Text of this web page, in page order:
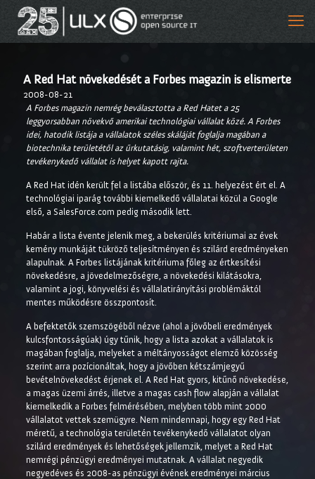
A Red Hat növekedését a Forbes magazin is elismerte
2008-08-21
A Forbes magazin nemrég beválasztotta a Red Hatet a 25
leggyorsabban növekvő amerikai technológiai vállalat közé. A Forbes
idei, hatodik listája a vállalatok széles skáláját foglalja magában a
biotechnika területétől az űrkutatásig, valamint hét, szoftverterületen
tevékenykedő vállalat is helyet kapott rajta.
A Red Hat idén került fel a listába először, és 11. helyezést ért el. A
technológiai iparág további kiemelkedő vállalatai közül a Google
első, a SalesForce.com pedig második lett.
Habár a lista évente jelenik meg, a bekerülés kritériumai az évek
kemény munkáját tükröző teljesítményen és szilárd eredményeken
alapulnak. A Forbes listájának kritériuma főleg az értkesítési
növekedésre, a jövedelmezőségre, a növekedési kilátásokra,
valamint a jogi, könyvelési és vállalatirányítási problémáktól
mentes működésre összpontosít.
A befektetők szemszögéből nézve (ahol a jövőbeli eredmények
kulcsfontosságúak) úgy tűnik, hogy a lista azokat a vállalatok is
magában foglalja, melyeket a méltányosságot elemző közösség
szerint arra pozícionáltak, hogy a jövőben kétszámjegyű
bevételnövekedést érjenek el. A Red Hat gyors, kitűnő növekedése,
a magas üzemi árrés, illetve a magas cash flow alapján a vállalat
kiemelkedik a Forbes felmérésében, melyben több mint 2000
vállalatot vettek szemügyre. Nem mindennapi, hogy egy Red Hat
méretű, a technológia területén tevékenykedő vállalatot olyan
szilárd eredmények és lehetőségek jellemzik, melyet a Red Hat
nemrégi pénzügyi eredményei mutatnak. A vállalat negyedik
negyedéves és 2008-as pénzügyi évének eredményei március